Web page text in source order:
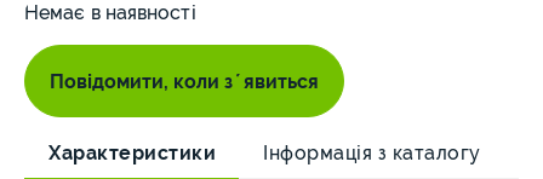
Немає в наявності
Повідомити, коли зʼявиться
Характеристики Інформація з каталогу